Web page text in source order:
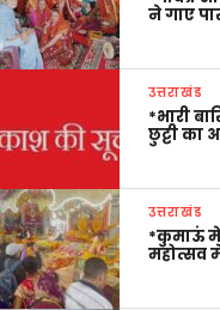
ने गाए
उत्तराखंड
*भारी
छुट्टी का
उत्तराखंड
*कुमाऊं में
महोत्सव